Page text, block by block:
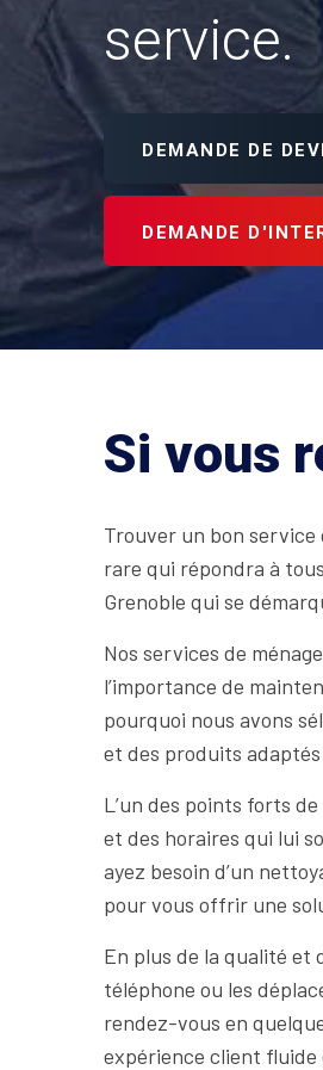
service.
DEMANDE DE
DEMANDE
Si vous
Trouver un bon
rare qui répondra à
Grenoble qui se
Nos services de
l’importance de
pourquoi nous avons
et des produits
L’un des points forts
et des horaires qui lui
ayez besoin d’un
pour vous offrir une
En plus de la qualité et
téléphone ou les
rendez-vous en
expérience client fluide